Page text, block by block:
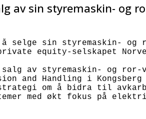
av sin styremaskin- og
å selge sin styremaskin-
equity-selskapet
salg av styremaskin- og ror-
and Handling i
om å bidra til
med økt fokus på